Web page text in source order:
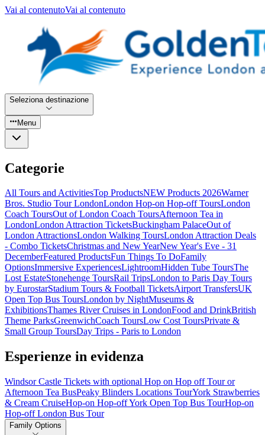
Vai al contenutoVai al contenuto
Seleziona destinazione
Menu
Categorie
All Tours and ActivitiesTop ProductsNEW Products 2026Warner
Bros. Studio Tour LondonLondon Hop-on Hop-off ToursLondon
Coach ToursOut of London Coach ToursAfternoon Tea in
LondonLondon Attraction TicketsBuckingham PalaceOut of
London AttractionsLondon Walking ToursLondon Attraction Deals
- Combo TicketsChristmas and New YearNew Year's Eve - 31
DecemberFeatured ProductsFun Things To DoFamily
OptionsImmersive ExperiencesLightroomHidden Tube ToursThe
Lost EstateStonehenge ToursRail TripsLondon to Paris Day Tours
by EurostarStadium Tours & Football TicketsAirport TransfersUK
Open Top Bus ToursLondon by NightMuseums &
ExhibitionsThames River Cruises in LondonFood and DrinkBritish
Theme ParksGreenwichCoach ToursLow Cost ToursPrivate &
Small Group ToursDay Trips - Paris to London
Esperienze in evidenza
Windsor Castle Tickets with optional Hop on Hop off Tour or
Afternoon Tea BusPeaky Blinders Locations TourYork Strawberries
& Cream CruiseHop-on Hop-off York Open Top Bus TourHop-on
Hop-off London Bus Tour
Family Options